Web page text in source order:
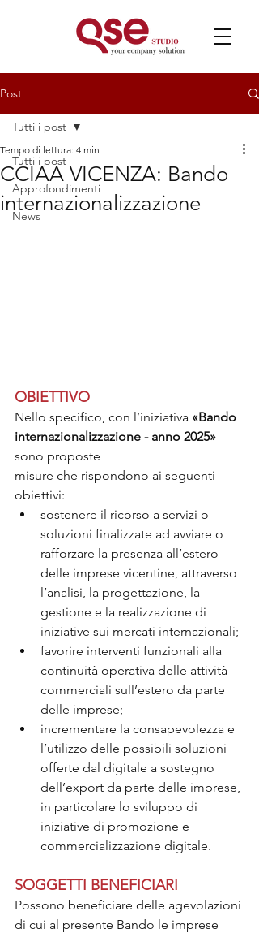
Post
Tutti i post
Approfondimenti
News
Tutti i post
CCIAA VICENZA: Bando
internazionalizzazione
Tempo di lettura: 4 min
OBIETTIVO
Nello specifico, con l’iniziativa «Bando
internazionalizzazione - anno 2025»
sono proposte
misure che rispondono ai seguenti
obiettivi:
sostenere il ricorso a servizi o
soluzioni finalizzate ad avviare o
rafforzare la presenza all’estero
delle imprese vicentine, attraverso
l’analisi, la progettazione, la
gestione e la realizzazione di
iniziative sui mercati internazionali;
favorire interventi funzionali alla
continuità operativa delle attività
commerciali sull’estero da parte
delle imprese;
incrementare la consapevolezza e
l’utilizzo delle possibili soluzioni
offerte dal digitale a sostegno
dell’export da parte delle imprese,
in particolare lo sviluppo di
iniziative di promozione e
commercializzazione digitale.
SOGGETTI BENEFICIARI
Possono beneficiare delle agevolazioni
di cui al presente Bando le imprese